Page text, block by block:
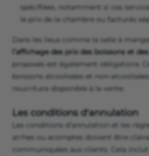
spécifiées, notamment si ces
le prix de la chambre ou facturés
Dans les lieux comme la salle à
l’affichage des prix des boissons et
proposés est également obligatoire.
boissons alcoolisées et non-
nourriture disponible à la vente.
Les conditions d'annulation
Les conditions d’annulation et les
arrhes ou acomptes doivent être
communiquées aux clients. Cela